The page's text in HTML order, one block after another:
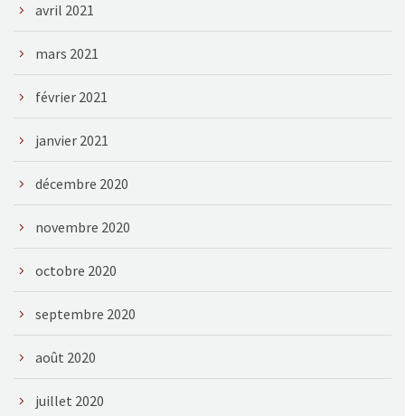
avril 2021
mars 2021
février 2021
janvier 2021
décembre 2020
novembre 2020
octobre 2020
septembre 2020
août 2020
juillet 2020